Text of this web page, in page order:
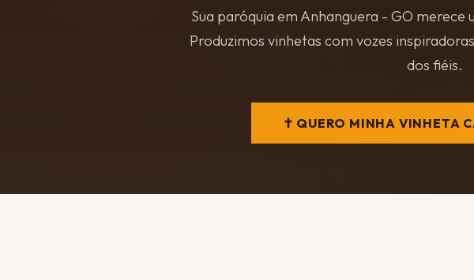
Sua paróquia em Anhanguera - GO merece
Produzimos vinhetas com vozes
dos fiéis.
✝ QUERO MINHA VINHETA